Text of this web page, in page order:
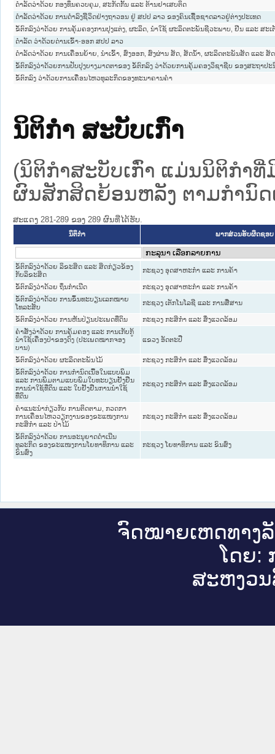
ດຳລັດວ່າດ້ວຍ ກອງທຶນຄວບຄຸມ, ສະກັດກັ້ນ ແລະ ຕ້ານຢາເສບຕິດ
ດຳລັດວ່າດ້ວຍ ການດຳລົງຊິີວິດຢ່າງຖາວອນ ຢູ່ ສປປ ລາວ ຂອງຄົນເຊື້ອຊາດລາວຢູ່ຕ່າງປະເທດ
ຂໍ້ຕົກລົງວ່າດ້ວຍ ການຄຸ້ມຄອງການປຸງແຕ່ງ, ຜະລິດ, ນຳໃຊ້ ຜະລິດຕະພັນຊີວະພາບ, ຢີນ ແລະ ສະເ
ດຳລັດ ວ່າດ້ວຍດ່ານເຂົ້າ-ອອກ ສປປ ລາວ
ດຳລັດວ່າດ້ວຍ ການເຄື່ອນຍ້າຍ, ນຳເຂົ້າ, ສົ່ງອອກ, ສົ່ງຜ່ານ ສັດ, ສັດນໍ້າ, ຜະລິດຕະພັນສັດ ແລະ ສັ
ຂໍ້ຕົກລົງວ່າດ້ວຍການປັບປຸງບາງມາດຕາຂອງ ຂໍ້ຕົກລົງ ວ່າດ້ວຍການຄຸ້ມຄອງວິຊາຊີບ ຂອງສະຖາປ
ຂໍ້ຕົກລົງ ວ່າດ້ວຍການເຄື່ອນໄຫວທຸລະກິດຂອງທະນາຄານຄຳ
ນິຕິກໍາ ສະບັບເກົ່າ
(ນິຕິກໍາສະບັບເກົ່າ ແມ່ນນິຕິກໍາ
ຜົນສັກສິດຍ້ອນຫລັງ ຕາມກໍານົດ
ສະແດງ 281-289 ຂອງ 289 ຜົນທີ່ໄດ້ຮັບ.
ນິຕິກໍາ ພາກສ່ວນຮັບຜິດຊອບ
ຂໍ້ຕົກລົງວ່າດ້ວຍ ລິຂະສິດ ແລະ ສິດກ່ຽວຂ້ອງ
ກັບລິຂະສິດ
ກະຊວງ ອຸດສາຫະກຳ ແລະ ການຄ້າ
ຂໍ້ຕົກລົງວ່າດ້ວຍ ຖິ່ນກໍາເນີດ
ກະຊວງ ອຸດສາຫະກຳ ແລະ ການຄ້າ
ຂໍ້ຕົກລົງວ່າດ້ວຍ ການຂຶ້ນທະບຽນເລກໝາຍ
ໂທລະສັບ
ກະຊວງ ເຕັກໂນໂລຊີ ແລະ ການສື່ສານ
ຂໍ້ຕົກລົງວ່າດ້ວຍ ການຫັນປ່ຽນປະເພດທີ່ດິນ
ກະຊວງ ກະສິກຳ ແລະ ສິ່ງແວດລ້ອມ
ຄຳສັ່ງວ່າດ້ວຍ ການຄຸ້ມຄອງ ແລະ ການເກັບກູ້
ນຳໃຊ້ເຄື່ອງປ່າຂອງດົງ (ປະເພດໝາກຈອງ
ບານ)
ແຂວງ ອັດຕະປື
ຂໍ້ຕົກລົງວ່າດ້ວຍ ຜະລິດຕະພັນໄມ້
ກະຊວງ ກະສິກຳ ແລະ ສິ່ງແວດລ້ອມ
ຂໍ້ຕົກລົງວ່າດ້ວຍ ການກຳນົດເນື້ອໃນແບບພິມ
ແລະ ການພິມຕາມແບບພິມໃບທະບຽນຢັ້ງຢືນ
ການນຳໃຊ້ທີ່ດິນ ແລະ ໃບຢັ້ງຢືນການນຳໃຊ້
ທີ່ດິນ
ກະຊວງ ກະສິກຳ ແລະ ສິ່ງແວດລ້ອມ
ຄຳແນະນຳກ່ຽວກັບ ການຕິດຕາມ, ກວດກາ
ການເຄື່ອນໄຫວວຽກງານຂອງຂະແໜງການ
ກະສິກຳ ແລະ ປ່າໄມ້
ກະຊວງ ກະສິກຳ ແລະ ສິ່ງແວດລ້ອມ
ຂໍ້ຕົກລົງວ່າດ້ວຍ ການອະນຸຍາດດຳເນີນ
ທຸລະກິດ ຂອງຂະແໜງການໂຍທາທິການ ແລະ
ຂົນສົ່ງ
ກະຊວງ ໂຍທາທິການ ແລະ ຂົນສົ່ງ
ຈົດ​ໝາຍ​ເຫດ​ທາງ​
ໂດຍ:
ສະ​ຫງວນ​